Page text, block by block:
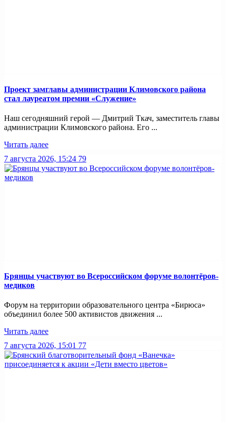
Проект замглавы администрации Климовского района
стал лауреатом премии «Служение»
Наш сегодняшний герой — Дмитрий Ткач, заместитель главы
администрации Климовского района. Его ...
Читать далее
7 августа 2026, 15:24 79
Брянцы участвуют во Всероссийском форуме волонтёров-
медиков
Форум на территории образовательного центра «Бирюса»
объединил более 500 активистов движения ...
Читать далее
7 августа 2026, 15:01 77